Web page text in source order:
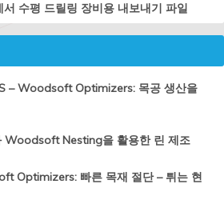
수평 드릴링 장비용 내보내기 파일
– Woodsoft Optimizers: 목공 생산을
Woodsoft Nesting을 활용한 린 제조
Optimizers: 빠른 목재 절단 – 튀는 현